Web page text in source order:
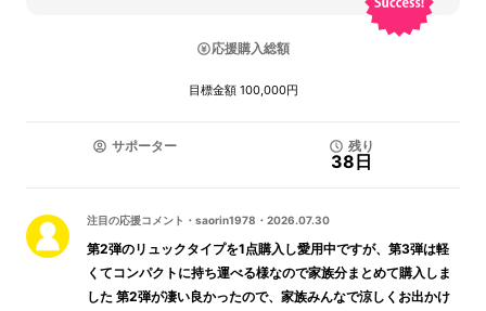
応援購入総額
目標金額 100,000円
サポーター 残り
38日
注目の応援コメント ・ saorin1978 ・ 2026.07.30
第2弾のリュックタイプを1点購入し愛用中ですが、第3弾は軽
くてコンパクトに持ち運べる様なので家族分まとめて購入しま
した 第2弾が凄い良かったので、家族みんなで涼しくお出かけ